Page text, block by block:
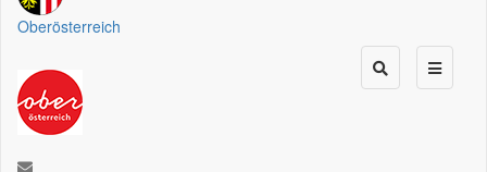
Oberösterreich